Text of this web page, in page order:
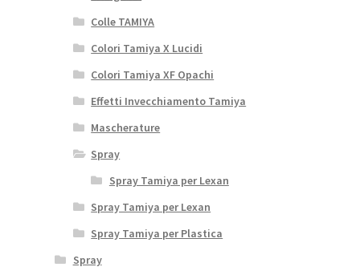
Colle TAMIYA
Colori Tamiya X Lucidi
Colori Tamiya XF Opachi
Effetti Invecchiamento Tamiya
Mascherature
Spray
Spray Tamiya per Lexan
Spray Tamiya per Lexan
Spray Tamiya per Plastica
Spray